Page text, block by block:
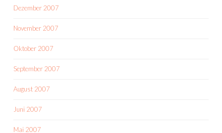
Dezember 2007
November 2007
Oktober 2007
September 2007
August 2007
Juni 2007
Mai 2007